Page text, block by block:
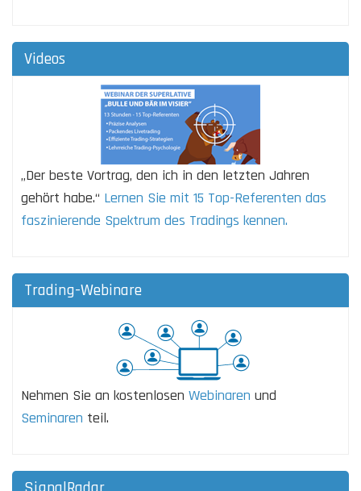
Videos
„Der beste Vortrag, den ich in den letzten Jahren
gehört habe.“ Lernen Sie mit 15 Top-Referenten das
faszinierende Spektrum des Tradings kennen.
Trading-Webinare
Nehmen Sie an kostenlosen Webinaren und
Seminaren teil.